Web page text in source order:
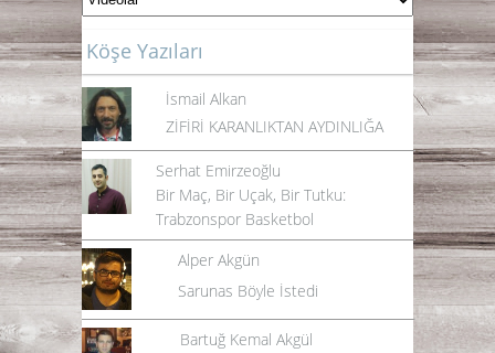
Köşe Yazıları
İsmail Alkan
ZİFİRİ KARANLIKTAN AYDINLIĞA
Serhat Emirzeoğlu
Bir Maç, Bir Uçak, Bir Tutku:
Trabzonspor Basketbol
Alper Akgün
Sarunas Böyle İstedi
Bartuğ Kemal Akgül